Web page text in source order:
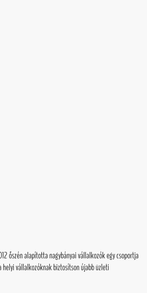
őszén alapította nagybányai vállalkozók egy csoportja
vállalkozóknak biztosítson újabb üzleti